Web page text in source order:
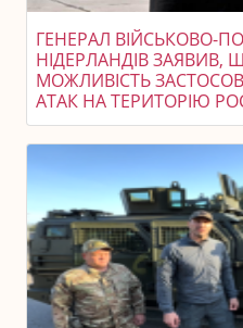
ГЕНЕРАЛ ВІЙСЬКОВО-
НІДЕРЛАНДІВ ЗАЯВИВ,
МОЖЛИВІСТЬ
АТАК НА ТЕРИТОРІЮ